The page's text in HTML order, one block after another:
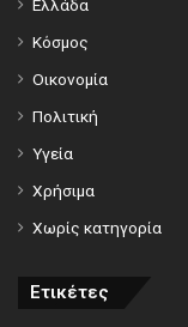
Ελλάδα
Κόσμος
Οικονομία
Πολιτική
Υγεία
Χρήσιμα
Χωρίς κατηγορία
Ετικέτες